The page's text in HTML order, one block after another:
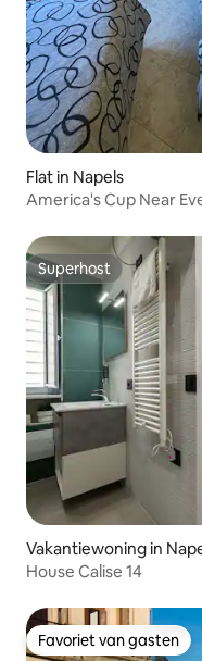
Flat in Napels
America's Cup Near
Superhost
Superhost
Vakantiewoning in
House Calise 14
Favoriet van gasten
Favoriet van gasten